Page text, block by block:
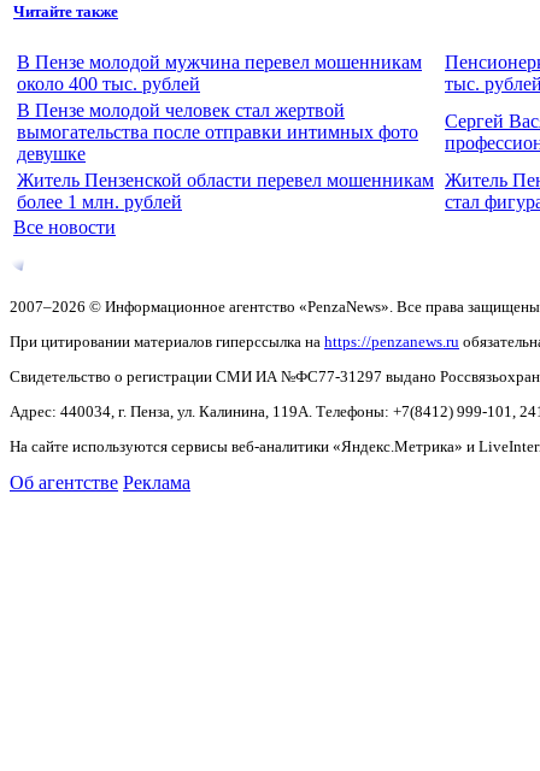
Читайте также
В Пензе молодой мужчина перевел мошенникам
около 400 тыс. рублей
тыс.
В Пензе молодой человек стал жертвой
вымогательства после отправки интимных фото
девушке
Сергей
Житель Пензенской области перевел мошенникам
более 1 млн. рублей
Житель
стал
Все новости
2007–2026 © Информационное агентство «PenzaNews». Все права
При цитировании материалов гиперссылка на https://penzanews.ru
Свидетельство о регистрации СМИ ИА №ФС77-31297 выдано
Адрес: 440034, г. Пенза, ул. Калинина, 119А. Телефоны: +7(8412) 999-101,
На сайте используются сервисы веб-аналитики «Яндекс.Метрика» и
Об агентстве Реклама